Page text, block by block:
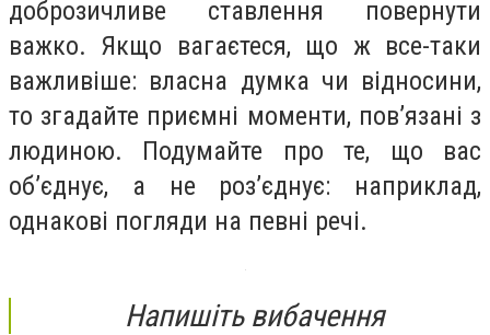
доброзичливе ставлення повернути
важко. Якщо вагаєтеся, що ж все-таки
важливіше: власна думка чи відносини,
то згадайте приємні моменти, пов’язані з
людиною. Подумайте про те, що вас
об’єднує, а не роз’єднує: наприклад,
однакові погляди на певні речі.
Напишіть вибачення